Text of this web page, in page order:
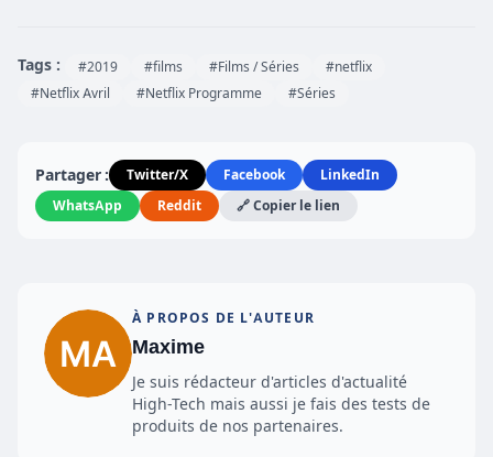
Tags : #2019 #films #Films / Séries
#netflix
#Netflix Avril
#Netflix Programme #Séries
Partager : Twitter/X Facebook
LinkedIn
WhatsApp
Reddit 🔗 Copier le lien
À PROPOS DE L'AUTEUR
Maxime
Je suis rédacteur d'articles d'actualité
High-Tech mais aussi je fais des tests de
produits de nos partenaires.